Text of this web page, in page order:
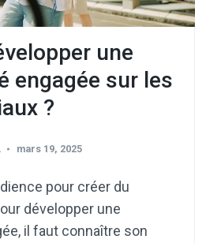
une
engagée sur les
?
mars 19, 2025
pour créer du
développer une
il faut connaître son